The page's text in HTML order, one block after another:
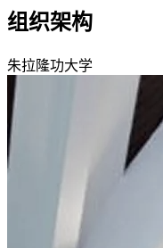
组织架构
朱拉隆功大学